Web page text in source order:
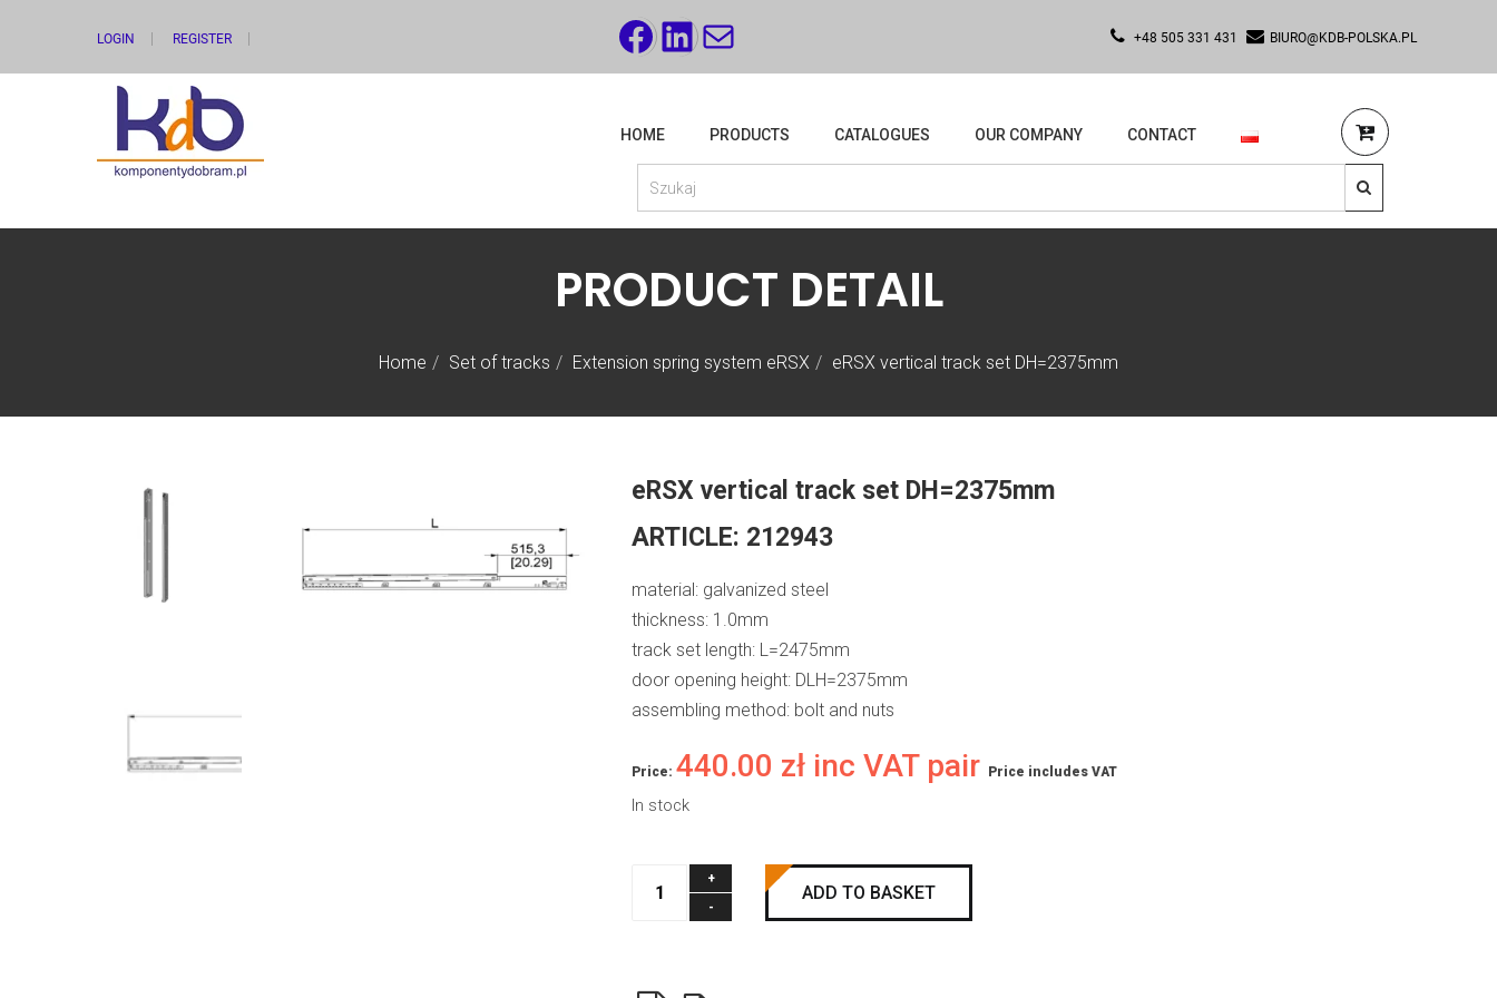
LOGIN REGISTER FACEBOOK
LINKEDIN
MAIL +48 505 331 431 BIURO@KDB-POLSKA.PL
HOME PRODUCTS CATALOGUES OUR COMPANY CONTACT
Home Set of tracks Extension spring system eRSX eRSX vertical track set DH=2375mm
PRODUCT DETAIL
eRSX vertical track set DH=2375mm
ARTICLE: 212943
material: galvanized steel
thickness: 1.0mm
track set length: L=2475mm
door opening height: DLH=2375mm
assembling method: bolt and nuts
Price: 440.00 zł inc VAT pair Price includes VAT
In stock
ADD TO BASKET